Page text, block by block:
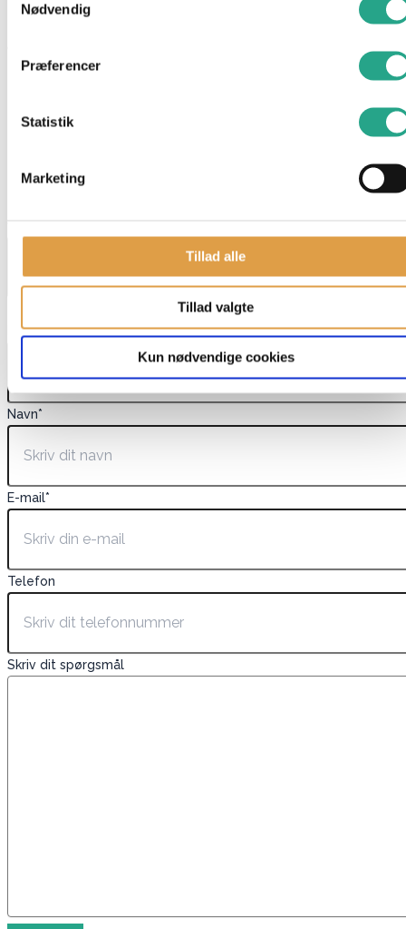
Nødvendig
Præferencer
Statistik
Marketing
Tillad alle
Tillad valgte
Kun nødvendige cookies
BC-6500D tilbyder talk-back-funktion, vibrationsalarm, natlys og
endda et lydudgangsstik til brug af hovedtelefoner i støjende
omgivelser.
Har du spørgsmål til denne vare?
Dette felt er skjult, når du får vist formularen
EAN
Navn*
E-mail*
Telefon
Skriv dit spørgsmål